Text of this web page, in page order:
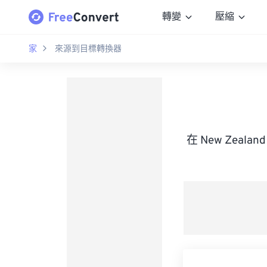
轉變 壓縮
家 來源到目標轉換器
在 New